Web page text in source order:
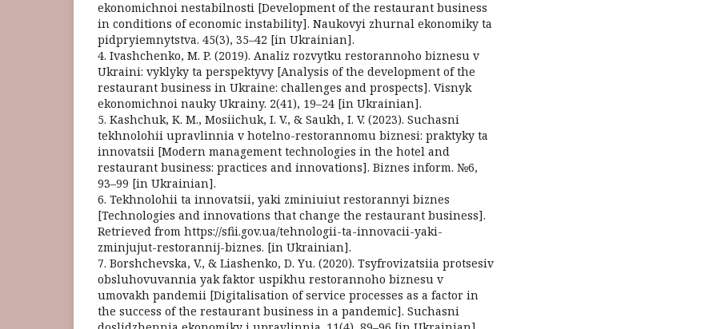
ekonomichnoi nestabilnosti [Development of the restaurant business
in conditions of economic instability]. Naukovyi zhurnal ekonomiky ta
pidpryiemnytstva. 45(3), 35–42 [in Ukrainian].
4. Ivashchenko, M. P. (2019). Analiz rozvytku restorannoho biznesu v
Ukraini: vyklyky ta perspektyvy [Analysis of the development of the
restaurant business in Ukraine: challenges and prospects]. Visnyk
ekonomichnoi nauky Ukrainy. 2(41), 19–24 [in Ukrainian].
5. Kashchuk, K. M., Mosiichuk, I. V., & Saukh, I. V. (2023). Suchasni
tekhnolohii upravlinnia v hotelno-restorannomu biznesi: praktyky ta
innovatsii [Modern management technologies in the hotel and
restaurant business: practices and innovations]. Biznes inform. №6,
93–99 [in Ukrainian].
6. Tekhnolohii ta innovatsii, yaki zminiuiut restorannyi biznes
[Technologies and innovations that change the restaurant business].
Retrieved from https://sfii.gov.ua/tehnologii-ta-innovacii-yaki-
zminjujut-restorannij-biznes. [in Ukrainian].
7. Borshchevska, V., & Liashenko, D. Yu. (2020). Tsyfrovizatsiia protsesiv
obsluhovuvannia yak faktor uspikhu restorannoho biznesu v
umovakh pandemii [Digitalisation of service processes as a factor in
the success of the restaurant business in a pandemic]. Suchasni